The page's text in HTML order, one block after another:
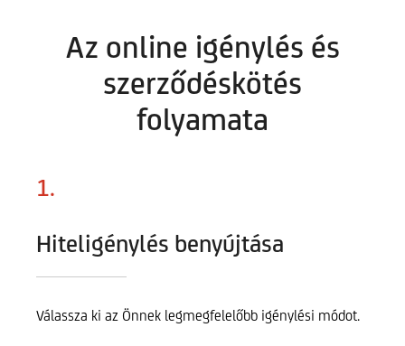
Az online igénylés és
szerződéskötés
folyamata
1.
Hiteligénylés benyújtása
Válassza ki az Önnek legmegfelelőbb igénylési módot.